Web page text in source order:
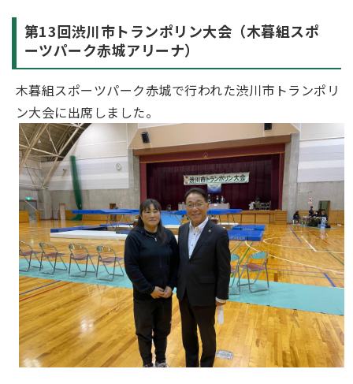
第13回渋川市トランポリン大会（木暮組スポ
ーツパーク赤城アリーナ）
木暮組スポーツパーク赤城で行われた渋川市トランポリ
ン大会に出席しました。